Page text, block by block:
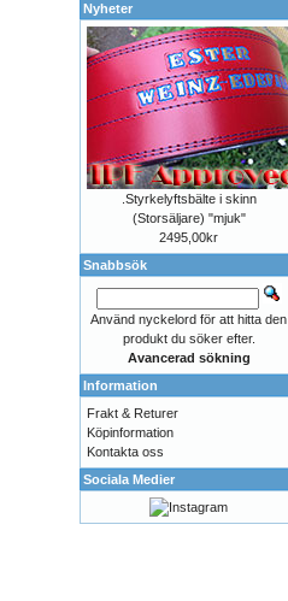
Nyheter
.Styrkelyftsbälte i skinn
(Storsäljare) "mjuk"
2495,00kr
Snabbsök
Använd nyckelord för att hitta den
produkt du söker efter.
Avancerad sökning
Information
Frakt & Returer
Köpinformation
Kontakta oss
Sociala Medier